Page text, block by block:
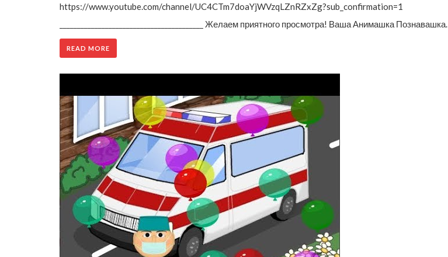
https://www.youtube.com/channel/UC4CTm7doaYjWVzqLZnRZxZg?sub_confirmation=1
_________________________________________ Желаем приятного просмотра! Ваша Анимашка Познавашка.
READ MORE